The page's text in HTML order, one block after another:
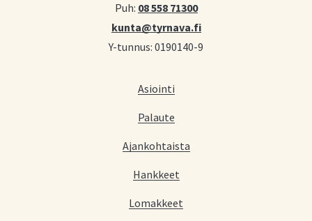
Puh: 08 558 71300
kunta@tyrnava.fi
Y-tunnus: 0190140-9
Asiointi
Palaute
Ajankohtaista
Hankkeet
Lomakkeet